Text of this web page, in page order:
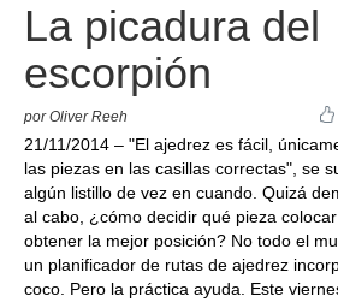
La picadura del
escorpión
por Oliver Reeh
21/11/2014 – "El ajedrez es fácil,
las piezas en las casillas correctas", se
algún listillo de vez en cuando. Quizá
al cabo, ¿cómo decidir qué pieza
obtener la mejor posición? No todo el
un planificador de rutas de ajedrez
coco. Pero la práctica ayuda. Este